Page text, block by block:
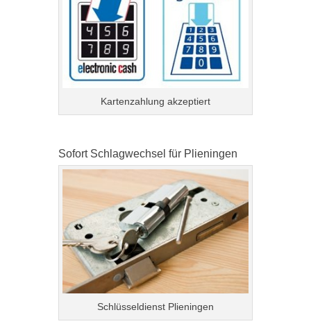
Kartenzahlung akzeptiert
Sofort Schlagwechsel für Plieningen
Schlüsseldienst Plieningen